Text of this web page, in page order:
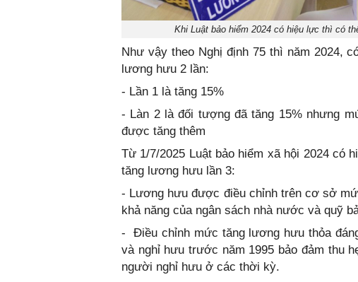
Khi Luật bảo hiểm 2024 có hiệu lực thì có
Như vậy theo Nghị định 75 thì năm 2024,
lương hưu 2 lần:
- Lần 1 là tăng 15%
- Làn 2 là đối tượng đã tăng 15% nhưng
được tăng thêm
Từ 1/7/2025 Luật bảo hiểm xã hội 2024 có
tăng lương hưu lần 3:
- Lương hưu được điều chỉnh trên cơ sở
khả năng của ngân sách nhà nước và quỹ
- Điều chỉnh mức tăng lương hưu thỏa
và nghỉ hưu trước năm 1995 bảo đảm thu
người nghỉ hưu ở các thời kỳ.